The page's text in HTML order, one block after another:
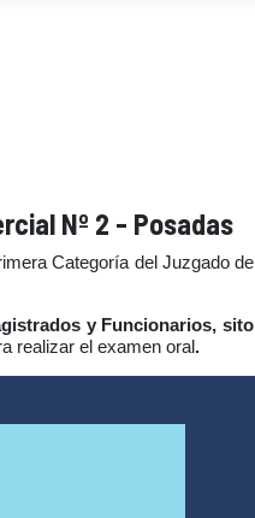
Nº 2 - Posadas
Categoría del Juzgado de
y Funcionarios, sito
realizar el examen oral .